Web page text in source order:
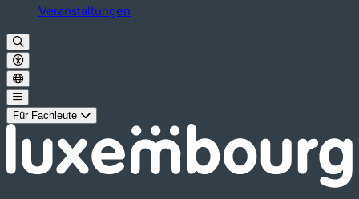
Veranstaltungen
Für Fachleute